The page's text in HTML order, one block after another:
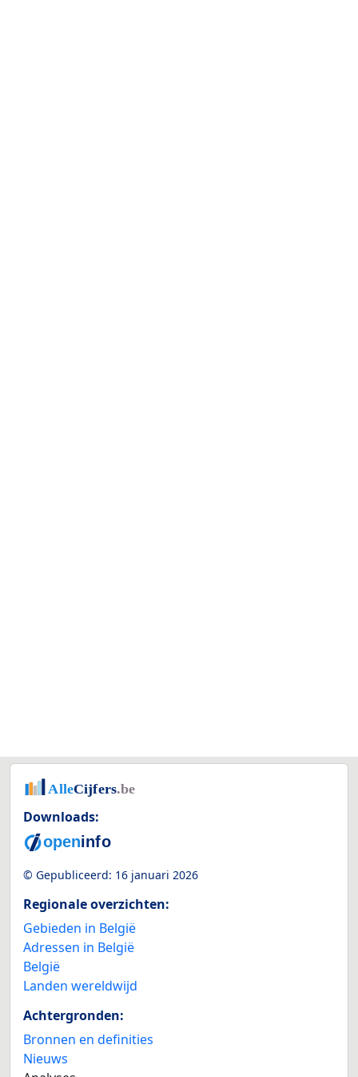
Downloads:
© Gepubliceerd: 16 januari 2026
Regionale overzichten:
Gebieden in België
Adressen in België
België
Landen wereldwijd
Achtergronden:
Bronnen en definities
Nieuws